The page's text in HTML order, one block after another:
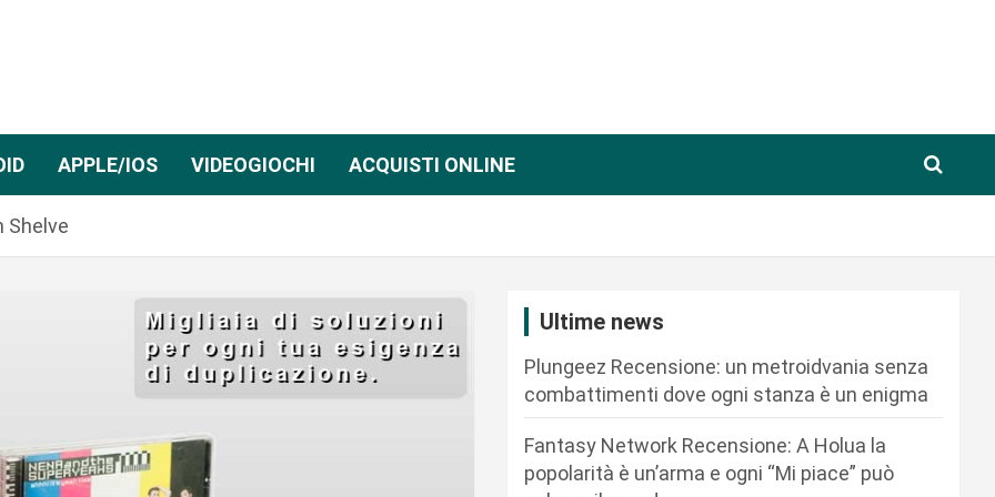
APPLE/IOS VIDEOGIOCHI ACQUISTI ONLINE
Shelve
Ultime news
Plungeez Recensione: un metroidvania senza
combattimenti dove ogni stanza è un enigma
Fantasy Network Recensione: A Holua la
popolarità è un’arma e ogni “Mi piace” può